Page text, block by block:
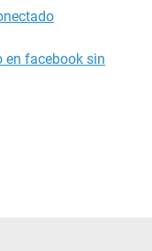
en facebook sin